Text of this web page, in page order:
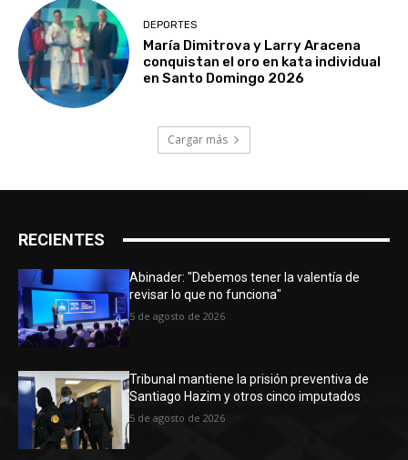
DEPORTES
María Dimitrova y Larry Aracena
conquistan el oro en kata individual
en Santo Domingo 2026
Cargar más
RECIENTES
Abinader: "Debemos tener la valentía de
revisar lo que no funciona"
5 de agosto de 2026
Tribunal mantiene la prisión preventiva de
Santiago Hazim y otros cinco imputados
5 de agosto de 2026